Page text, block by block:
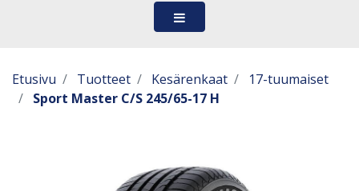
Etusivu Tuotteet Kesärenkaat
17-tuumaiset
Sport Master C/S 245/65-17 H